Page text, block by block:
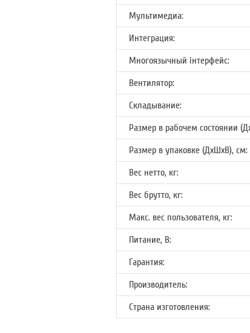
Мультимедиа:
Интеграция:
Многоязычный інтерфейс:
Вентилятор:
Складывание:
Размер в рабочем состоянии
Размер в упаковке (ДхШхВ), см:
Вес нетто, кг:
Вес брутто, кг:
Макс. вес пользователя, кг:
Питание, В:
Гарантия:
Производитель:
Страна изготовления: